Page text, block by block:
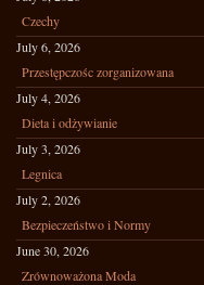
Czechy
July 6, 2026
Przestępczośc zorganizowana
July 4, 2026
Dieta i odżywianie
July 3, 2026
Legnica
July 2, 2026
Bezpieczeństwo i Normy
June 30, 2026
Zrównoważona Moda